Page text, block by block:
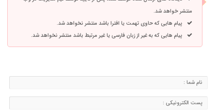
منتشر خواهد شد.
پیام هایی که حاوی تهمت یا افترا باشد منتشر نخواهد شد.
پیام هایی که به غیر از زبان فارسی یا غیر مرتبط باشد منتشر نخواهد شد.